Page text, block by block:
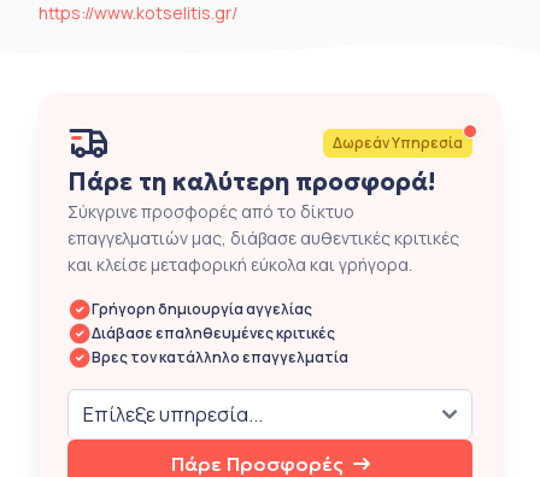
https://www.kotselitis.gr/
Δωρεάν Υπηρεσία
Πάρε τη καλύτερη προσφορά!
Σύκγρινε προσφορές από το δίκτυο
επαγγελματιών μας, διάβασε αυθεντικές κριτικές
και κλείσε μεταφορική εύκολα και γρήγορα.
Γρήγορη δημιουργία αγγελίας
Διάβασε επαληθευμένες κριτικές
Βρες τον κατάλληλο επαγγελματία
Πάρε Προσφορές